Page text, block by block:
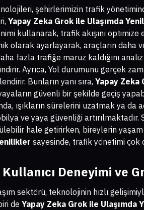
şehirlerimizin trafik
Yapay Zeka Grok ile Ulaşımda
kullanarak, trafik akışını optimize
olarak ayarlayarak, araçların daha
fazla trafiğe maruz kaldığını
indirir. Ayrıca, Yol durumunu gerçek
Bunların yanı sıra, Yapay Zeka
güvenli bir şekilde geçiş
ışıkların sürelerini uzatmak ya
ve yaya güvenliği artırılmaktadır.
hale getirirken, bireylerin
sayesinde, trafik yönetimi
Kullanıcı Deneyimi ve
sektörü, teknolojinin hızlı
de Yapay Zeka Grok ile Ulaşımda